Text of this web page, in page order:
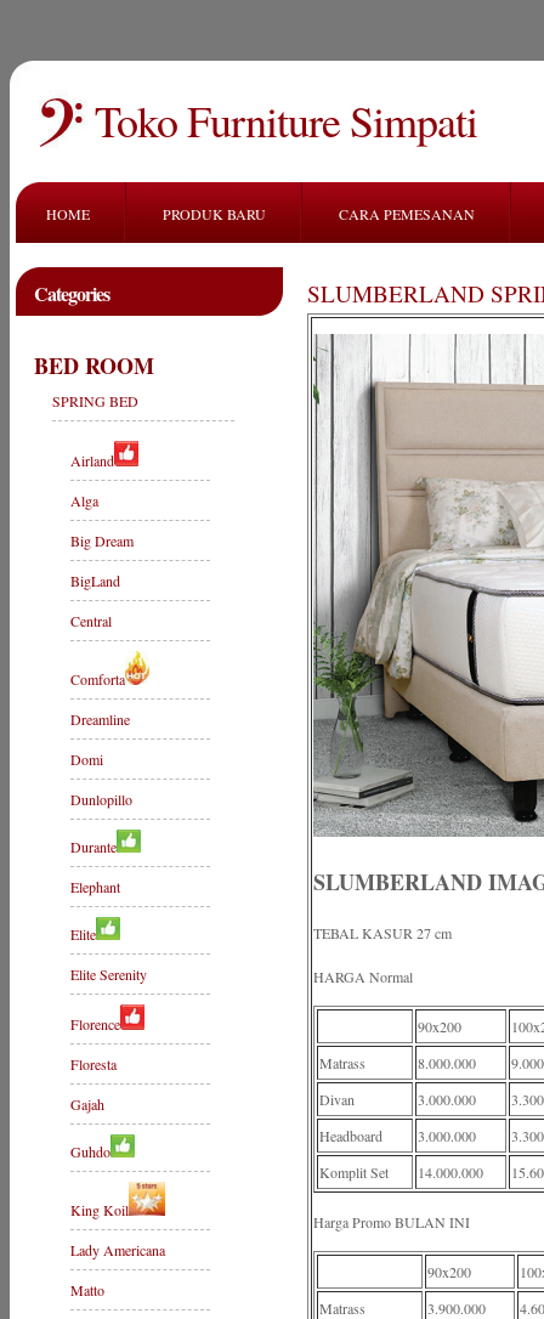
Toko Furniture Simpati
HOME PRODUK BARU CARA PEMESANAN
Categories
BED ROOM
SPRING BED
Airland
Alga
Big Dream
BigLand
Central
Comforta
Dreamline
Domi
Dunlopillo
Durante
Elephant
Elite
Elite Serenity
Florence
Floresta
Gajah
Guhdo
King Koil
Lady Americana
Matto
SLUMBERLAND
SLUMBERLAND
TEBAL KASUR 27 cm
HARGA Normal
90x200
Matrass
8.000.000
Divan
3.000.000
Headboard
3.000.000
Komplit Set
14.000.000
Harga Promo BULAN INI
90x200
Matrass
3.900.000